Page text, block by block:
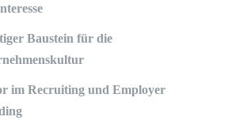
Baustein für die
im Recruiting und Employer